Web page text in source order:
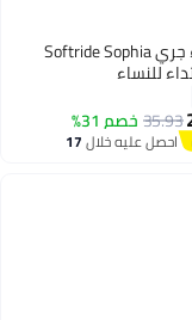
بوما حذاء جري Softride Sophia
للنساء
35.93 خصم 31%
احصل عليه خلال17